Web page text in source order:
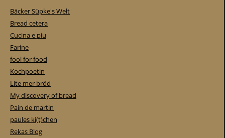
Bäcker Süpke's Welt
Bread cetera
Cucina e piu
Farine
fool for food
Kochpoetin
Lite mer bröd
My discovery of bread
Pain de martin
paules ki(t)chen
Rekas Blog